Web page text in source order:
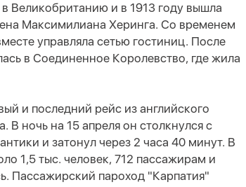
Великобританию и в 1913 году вышла
Максимилиана Херинга. Со временем
управляла сетью гостиниц. После
в Соединенное Королевство, где жила
и последний рейс из английского
В ночь на 15 апреля он столкнулся с
и затонул через 2 часа 40 минут. В
1,5 тыс. человек, 712 пассажирам и
Пассажирский пароход "Карпатия"